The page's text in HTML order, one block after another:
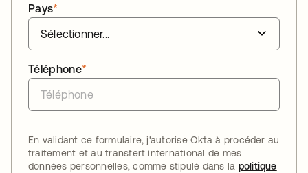
*
Pays
*
Téléphone
En validant ce formulaire, j'autorise Okta à procéder au
traitement et au transfert international de mes
données personnelles, comme stipulé dans la politique